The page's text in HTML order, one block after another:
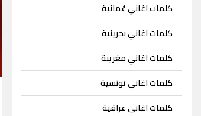
كلمات اغاني عُمانية
كلمات اغاني بحرينية
كلمات اغاني مغريبة
كلمات اغاني تونسية
كلمات اغاني عراقية